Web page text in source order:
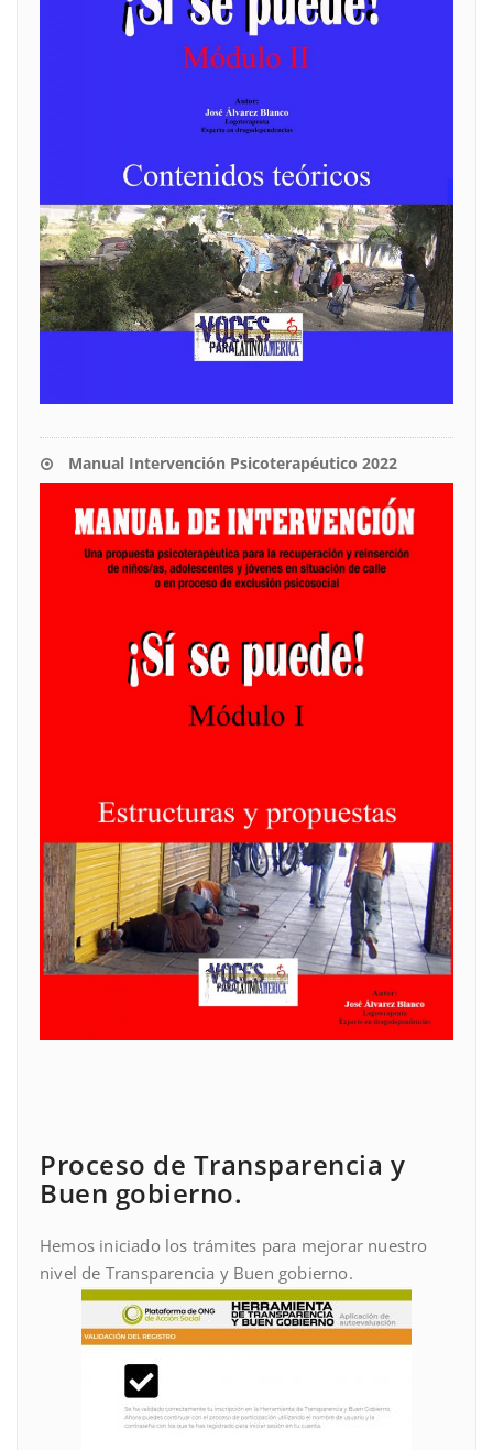
Manual Intervención Psicoterapéutico 2022
Proceso de Transparencia y
Buen gobierno.
Hemos iniciado los trámites para mejorar nuestro
nivel de Transparencia y Buen gobierno.